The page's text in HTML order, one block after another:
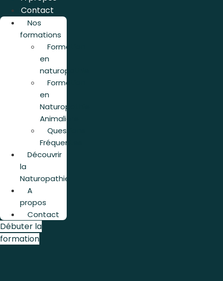
Contact
Nos
formations
Formation
en
naturopathie
Formation
en
Naturopathie
Animalière
Questions
Fréquentes
Découvrir
la
Naturopathie
A
propos
Contact
Débuter la
formation